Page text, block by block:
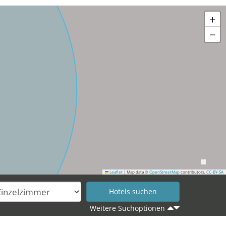
+
−
Leaflet | Map data © OpenStreetMap contributors, CC-BY-SA
Weitere Suchoptionen